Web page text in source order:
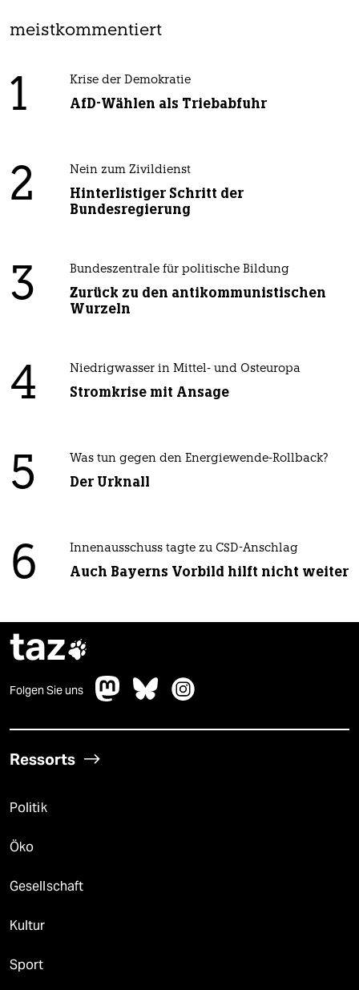
meistkommentiert
1 Krise der Demokratie
AfD-Wählen als Triebabfuhr
2 Nein zum Zivildienst
Hinterlistiger Schritt der
Bundesregierung
3 Bundeszentrale für politische Bildung
Zurück zu den antikommunistischen
Wurzeln
4 Niedrigwasser in Mittel- und Osteuropa
Stromkrise mit Ansage
5 Was tun gegen den Energiewende-Rollback?
Der Urknall
6 Innenausschuss tagte zu CSD-Anschlag
Auch Bayerns Vorbild hilft nicht weiter
taz
Folgen Sie uns
Ressorts
Politik
Öko
Gesellschaft
Kultur
Sport